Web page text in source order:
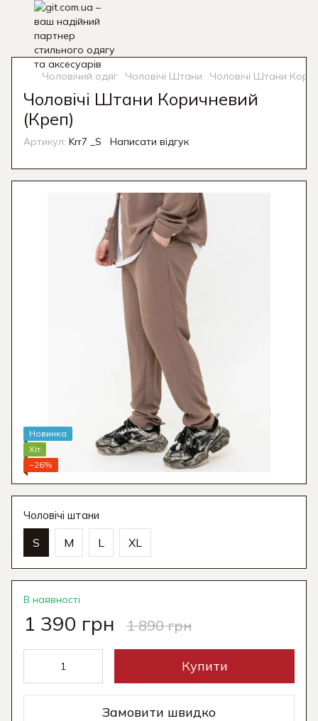
Чоловічий одяг Чоловічі Штани Чоловічі Штани
Чоловічі Штани Коричневий
(Креп)
Артикул: Krr7 _S Написати відгук
Новинка
Хіт
−26%
Чоловічі штани
S M L XL
В наявності
1 390 грн 1 890 грн
Купити
Замовити швидко